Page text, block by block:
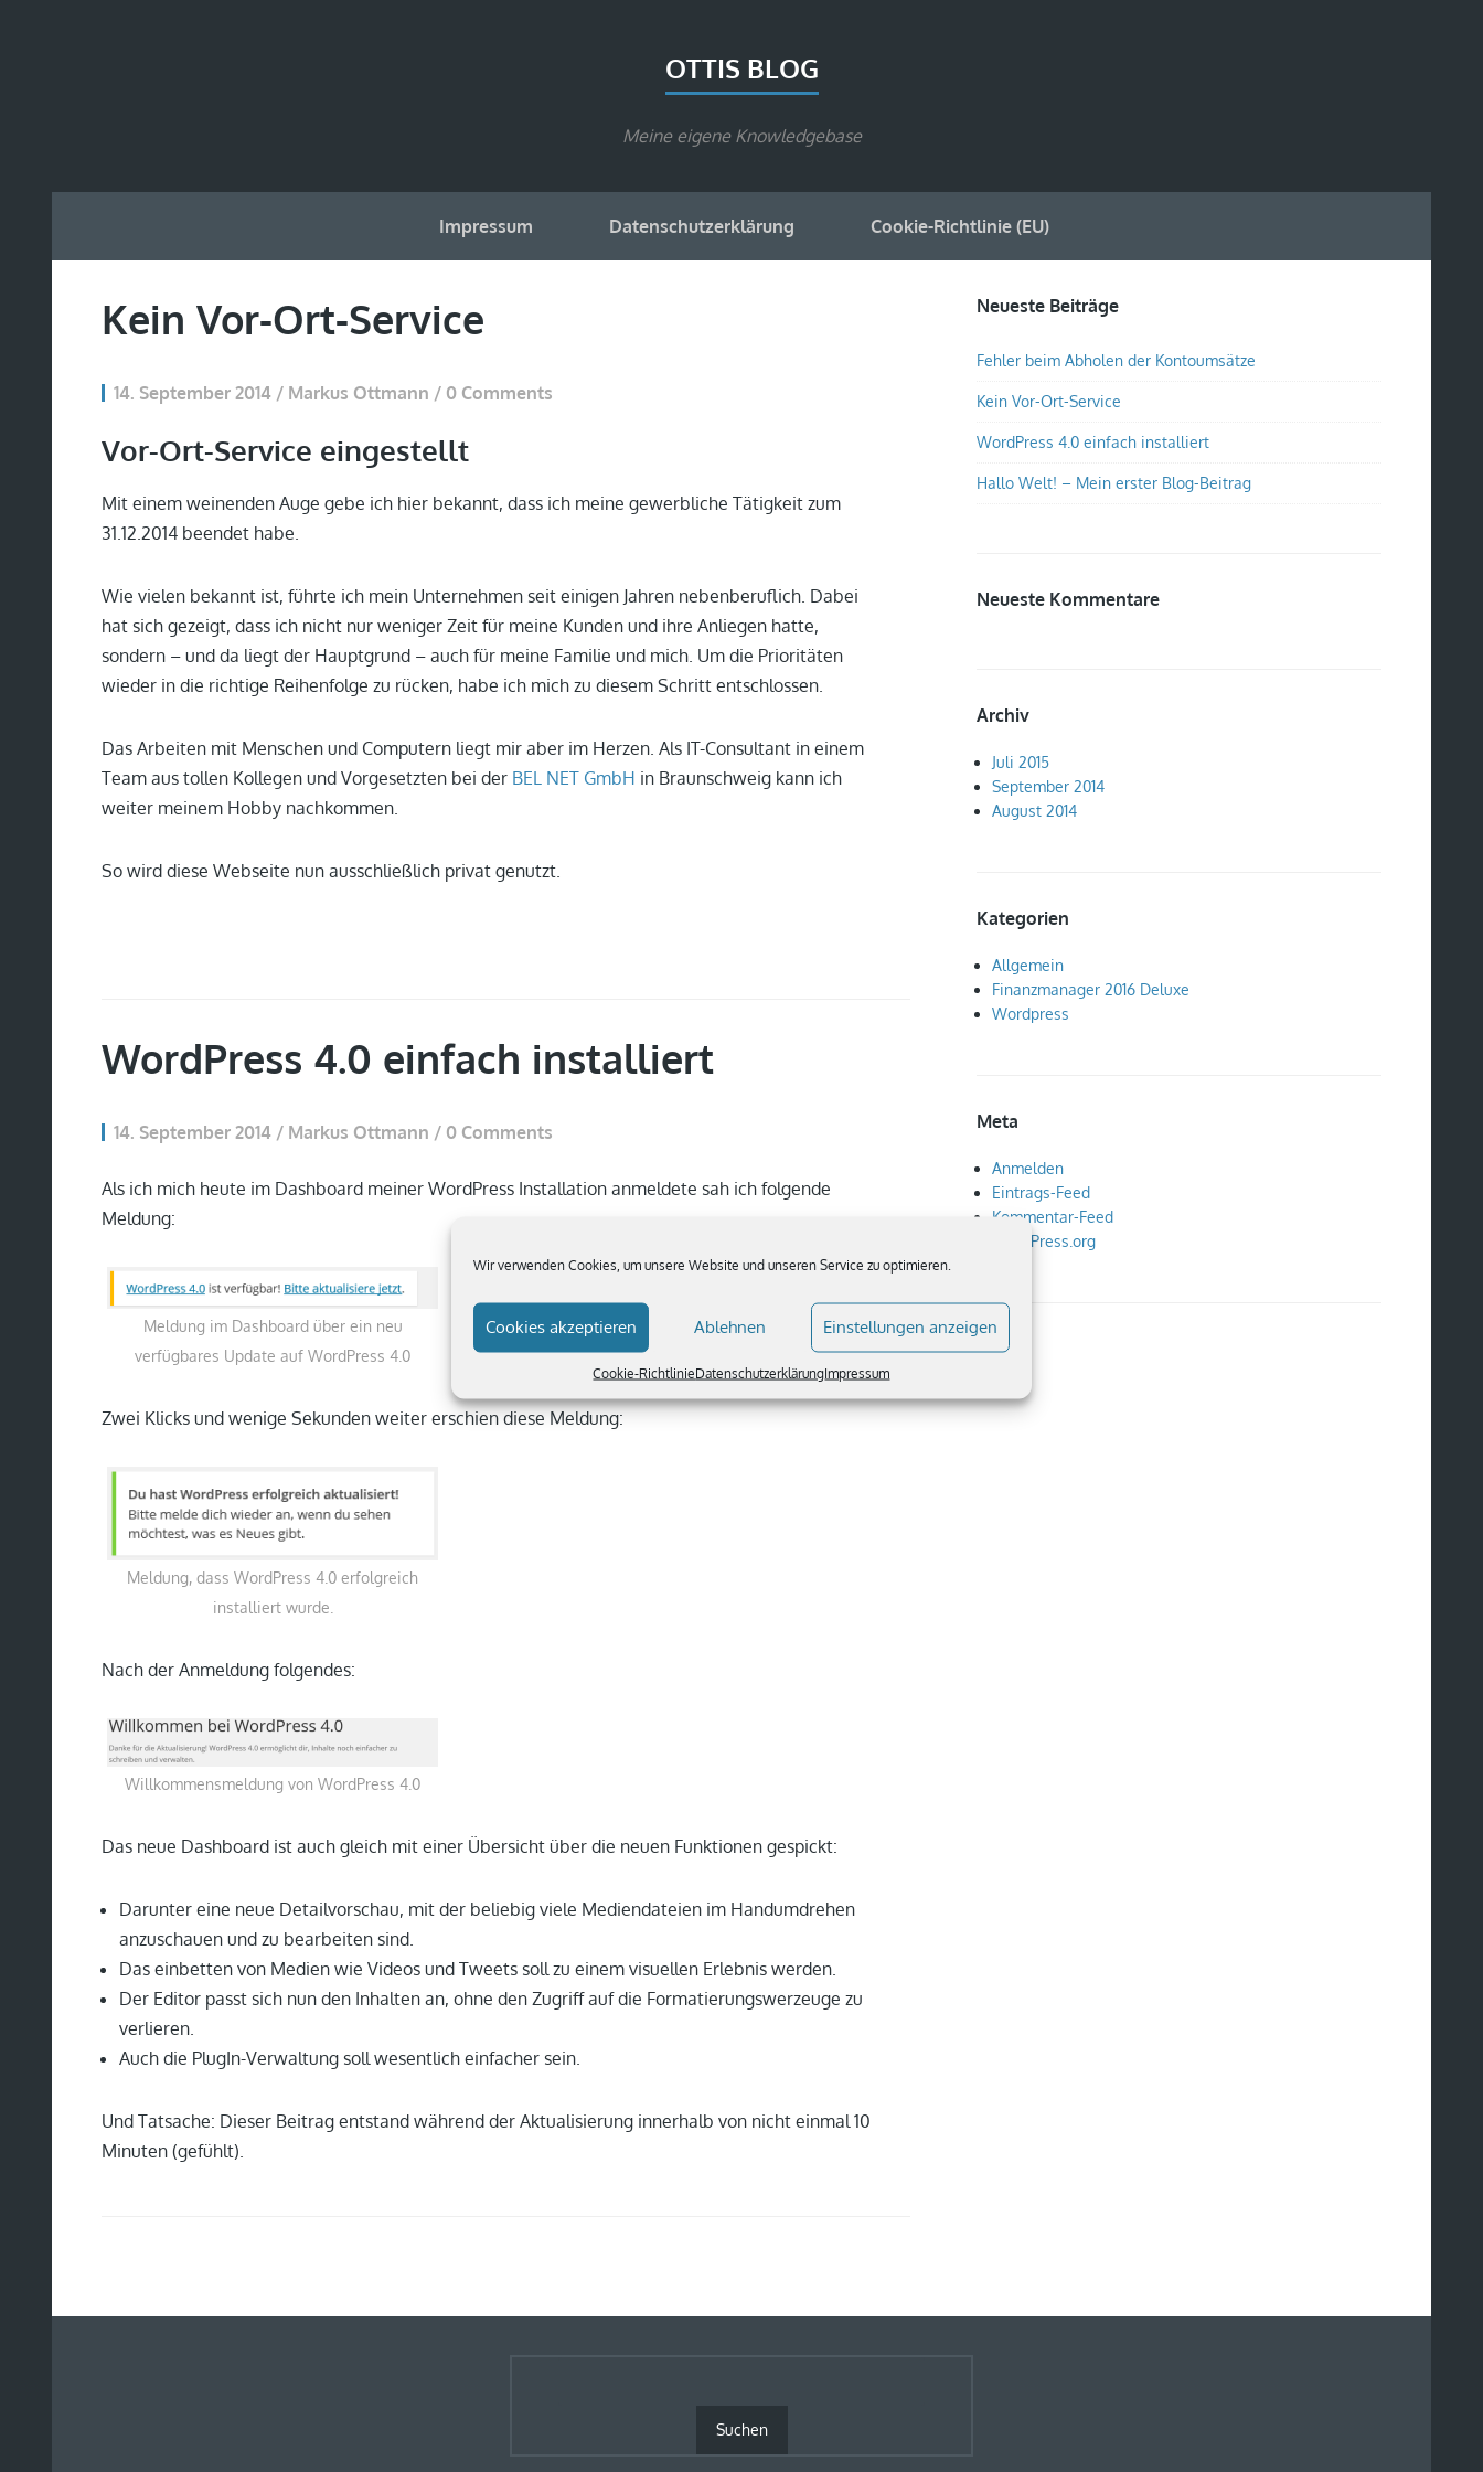
Wir verwenden Cookies, um unsere Website und unseren Service zu optimieren.
Cookies akzeptieren Ablehnen Einstellungen anzeigen
Cookie-RichtlinieDatenschutzerklärungImpressum
OTTIS BLOG
Meine eigene Knowledgebase
Impressum Datenschutzerklärung Cookie-Richtlinie (EU)
Kein Vor-Ort-Service
14. September 2014 / Markus Ottmann / 0 Comments
Vor-Ort-Service eingestellt
Mit einem weinenden Auge gebe ich hier bekannt, dass ich meine gewerbliche Tätigkeit zum
31.12.2014 beendet habe.
Wie vielen bekannt ist, führte ich mein Unternehmen seit einigen Jahren nebenberuflich. Dabei
hat sich gezeigt, dass ich nicht nur weniger Zeit für meine Kunden und ihre Anliegen hatte,
sondern – und da liegt der Hauptgrund – auch für meine Familie und mich. Um die Prioritäten
wieder in die richtige Reihenfolge zu rücken, habe ich mich zu diesem Schritt entschlossen.
Das Arbeiten mit Menschen und Computern liegt mir aber im Herzen. Als IT-Consultant in einem
Team aus tollen Kollegen und Vorgesetzten bei der BEL NET GmbH in Braunschweig kann ich
weiter meinem Hobby nachkommen.
So wird diese Webseite nun ausschließlich privat genutzt.
WordPress 4.0 einfach installiert
14. September 2014 / Markus Ottmann / 0 Comments
Als ich mich heute im Dashboard meiner WordPress Installation anmeldete sah ich folgende
Meldung:
Meldung im Dashboard über ein neu
verfügbares Update auf WordPress 4.0
Zwei Klicks und wenige Sekunden weiter erschien diese Meldung:
Meldung, dass WordPress 4.0 erfolgreich
installiert wurde.
Nach der Anmeldung folgendes:
Willkommensmeldung von WordPress 4.0
Das neue Dashboard ist auch gleich mit einer Übersicht über die neuen Funktionen gespickt:
Darunter eine neue Detailvorschau, mit der beliebig viele Mediendateien im Handumdrehen
anzuschauen und zu bearbeiten sind.
Das einbetten von Medien wie Videos und Tweets soll zu einem visuellen Erlebnis werden.
Der Editor passt sich nun den Inhalten an, ohne den Zugriff auf die Formatierungswerzeuge zu
verlieren.
Auch die PlugIn-Verwaltung soll wesentlich einfacher sein.
Und Tatsache: Dieser Beitrag entstand während der Aktualisierung innerhalb von nicht einmal 10
Minuten (gefühlt).
Neueste Beiträge
Fehler beim Abholen der Kontoumsätze
Kein Vor-Ort-Service
WordPress 4.0 einfach installiert
Hallo Welt! – Mein erster Blog-Beitrag
Neueste Kommentare
Archiv
Juli 2015
September 2014
August 2014
Kategorien
Allgemein
Finanzmanager 2016 Deluxe
Wordpress
Meta
Anmelden
Eintrags-Feed
Kommentar-Feed
WordPress.org